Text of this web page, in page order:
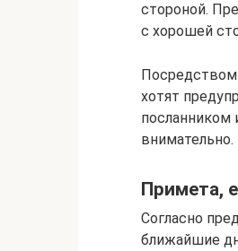
стороной.
с хорошей
хотят
посланником
внимательно.
Примета,
Согласно
ближайшие